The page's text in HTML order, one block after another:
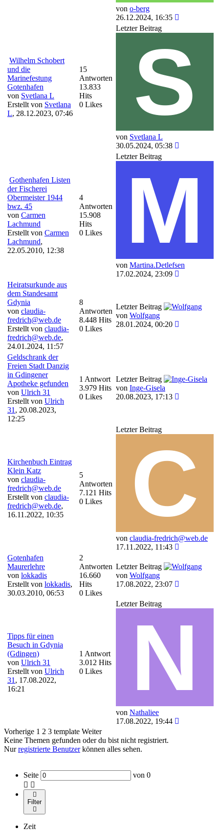
von o-berg
26.12.2024, 16:35
Wilhelm Schobert
und die
Marinefestung
Gotenhafen
von Svetlana L
Erstellt von Svetlana
L, 28.12.2023, 07:46
15
Antworten
13.833
Hits
0 Likes
Letzter Beitrag
von Svetlana L
30.05.2024, 05:38
Gothenhafen Listen
der Fischerei
Obermeister 1944
bwz. 45
von Carmen
Lachmund
Erstellt von Carmen
Lachmund,
22.05.2010, 12:38
4
Antworten
15.908
Hits
0 Likes
Letzter Beitrag
von Martina.Detlefsen
17.02.2024, 23:09
Heiratsurkunde aus
dem Standesamt
Gdynia
von claudia-
fredrich@web.de
Erstellt von claudia-
fredrich@web.de,
24.01.2024, 11:57
8
Antworten
8.448 Hits
0 Likes
Letzter Beitrag
von Wolfgang
28.01.2024, 00:20
Geldschrank der
Freien Stadt Danzig
in Gdingener
Apotheke gefunden
von Ulrich 31
Erstellt von Ulrich
31 , 20.08.2023,
12:25
1 Antwort
3.979 Hits
0 Likes
Letzter Beitrag
von Inge-Gisela
20.08.2023, 17:13
Kirchenbuch Eintrag
Klein Katz
von claudia-
fredrich@web.de
Erstellt von claudia-
fredrich@web.de,
16.11.2022, 10:35
5
Antworten
7.121 Hits
0 Likes
Letzter Beitrag
von claudia-fredrich@web.de
17.11.2022, 11:43
Gotenhafen
Maurerlehre
von lokkadis
Erstellt von lokkadis,
30.03.2010, 06:53
2
Antworten
16.660
Hits
0 Likes
Letzter Beitrag
von Wolfgang
17.08.2022, 23:07
Tipps für einen
Besuch in Gdynia
(Gdingen)
von Ulrich 31
Erstellt von Ulrich
31 , 17.08.2022,
16:21
1 Antwort
3.012 Hits
0 Likes
Letzter Beitrag
von Nathaliee
17.08.2022, 19:44
Vorherige 1 2 3 template Weiter
Keine Themen gefunden oder du bist nicht registriert.
Nurregistrierte Benutzerkönnen alles sehen.
Seite von 0
Filter
Zeit